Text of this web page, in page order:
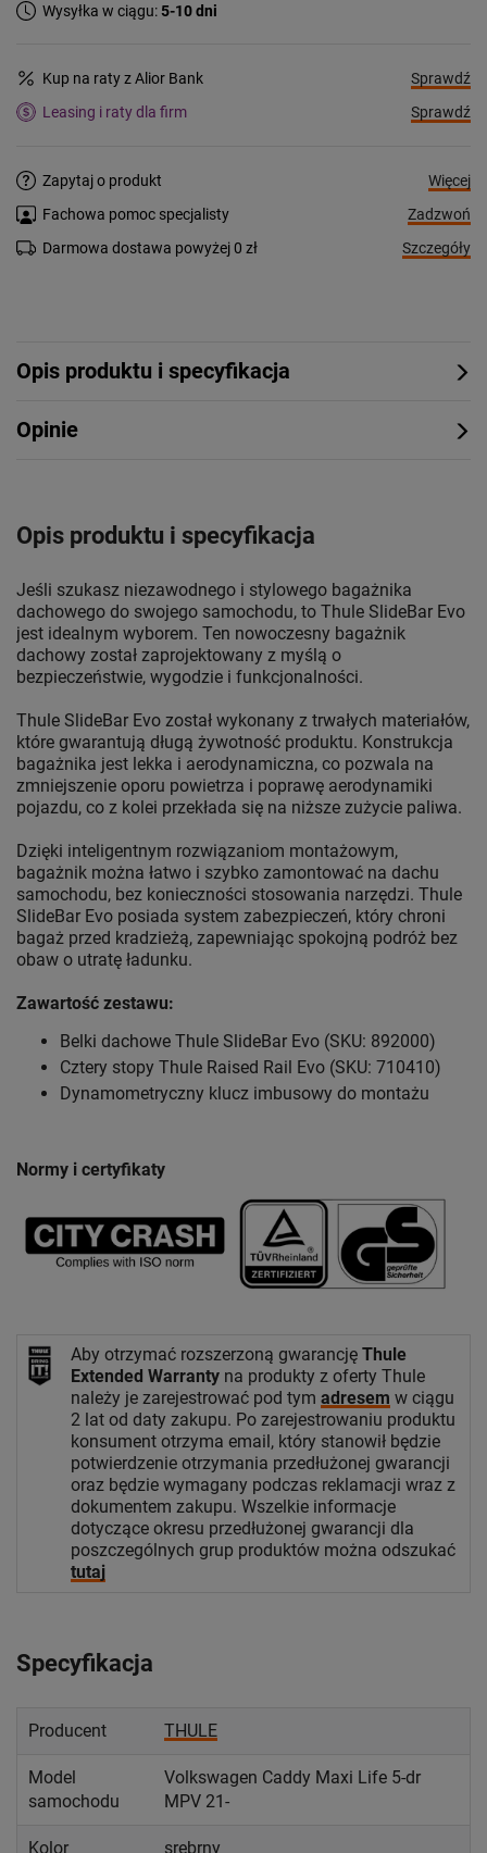
Wysyłka w ciągu:5-10 dni
Kup na raty z Alior Bank
Sprawdź
Leasing i raty dla firm
Sprawdź
Zapytaj o produkt
Więcej
Fachowa pomoc specjalisty
Zadzwoń
Darmowa dostawa powyżej 0 zł
Szczegóły
Opis produktu i specyfikacja
Opinie
Opis produktu i specyfikacja
Jeśli szukasz niezawodnego i stylowego bagażnika
dachowego do swojego samochodu, to Thule SlideBar Evo
jest idealnym wyborem. Ten nowoczesny bagażnik
dachowy został zaprojektowany z myślą o
bezpieczeństwie, wygodzie i funkcjonalności.
Thule SlideBar Evo został wykonany z trwałych materiałów,
które gwarantują długą żywotność produktu. Konstrukcja
bagażnika jest lekka i aerodynamiczna, co pozwala na
zmniejszenie oporu powietrza i poprawę aerodynamiki
pojazdu, co z kolei przekłada się na niższe zużycie paliwa.
Dzięki inteligentnym rozwiązaniom montażowym,
bagażnik można łatwo i szybko zamontować na dachu
samochodu, bez konieczności stosowania narzędzi. Thule
SlideBar Evo posiada system zabezpieczeń, który chroni
bagaż przed kradzieżą, zapewniając spokojną podróż bez
obaw o utratę ładunku.
Zawartość zestawu:
Belki dachowe Thule SlideBar Evo (SKU: 892000)
Cztery stopy Thule Raised Rail Evo (SKU: 710410)
Dynamometryczny klucz imbusowy do montażu
Normy i certyfikaty
Aby otrzymać rozszerzoną gwarancję Thule
Extended Warranty na produkty z oferty Thule
należy je zarejestrować pod tym adresem w ciągu
2 lat od daty zakupu. Po zarejestrowaniu produktu
konsument otrzyma email, który stanowił będzie
potwierdzenie otrzymania przedłużonej gwarancji
oraz będzie wymagany podczas reklamacji wraz z
dokumentem zakupu. Wszelkie informacje
dotyczące okresu przedłużonej gwarancji dla
poszczególnych grup produktów można odszukać
tutaj
Specyfikacja
Producent THULE
Model
samochodu
Volkswagen Caddy Maxi Life 5-dr
MPV 21-
Kolor srebrny